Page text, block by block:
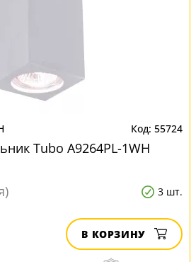
55724
Tubo A9264PL-1WH
3 шт.
В КОРЗИНУ